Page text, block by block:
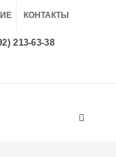
КОНТАКТЫ
213-63-38